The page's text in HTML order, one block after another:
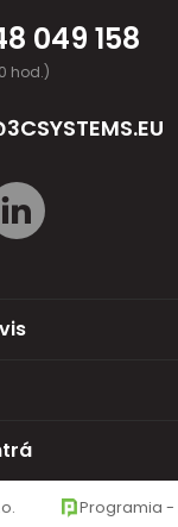
049 158
hod.)
Programia